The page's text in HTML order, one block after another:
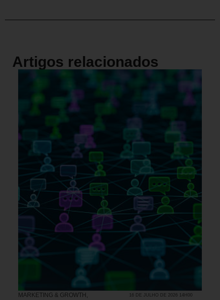
Artigos relacionados
MARKETING & GROWTH ,
16 DE JULHO DE 2026 14H00